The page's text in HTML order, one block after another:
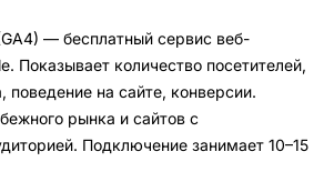
— бесплатный сервис веб-
Показывает количество посетителей,
поведение на сайте, конверсии.
рынка и сайтов с
Подключение занимает 10–15